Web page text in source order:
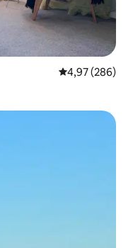
4,97 (286)